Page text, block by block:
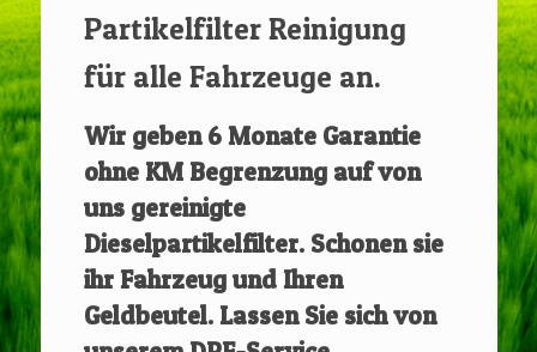
Partikelfilter Reinigung
für alle Fahrzeuge an.
Wir geben 6 Monate Garantie
ohne KM Begrenzung auf von
uns gereinigte
Dieselpartikelfilter. Schonen sie
ihr Fahrzeug und Ihren
Geldbeutel. Lassen Sie sich von